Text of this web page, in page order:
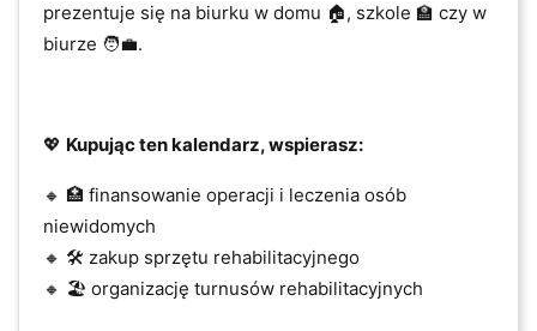
prezentuje się na biurku w domu 🏠, szkole 🏫 czy w
biurze 🧑‍💼.
​💖 Kupując ten kalendarz, wspierasz:
🔸 🏥 finansowanie operacji i leczenia osób
niewidomych
🔸 🛠️ zakup sprzętu rehabilitacyjnego
🔸 🏖️ organizację turnusów rehabilitacyjnych